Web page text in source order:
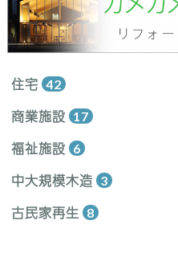
住宅 42
商業施設 17
福祉施設 6
中大規模木造 3
古民家再生 8